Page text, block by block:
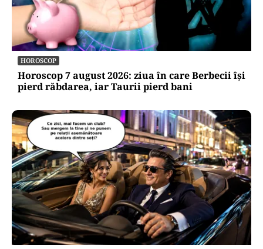
HOROSCOP
Horoscop 7 august 2026: ziua în care Berbecii își
pierd răbdarea, iar Taurii pierd bani